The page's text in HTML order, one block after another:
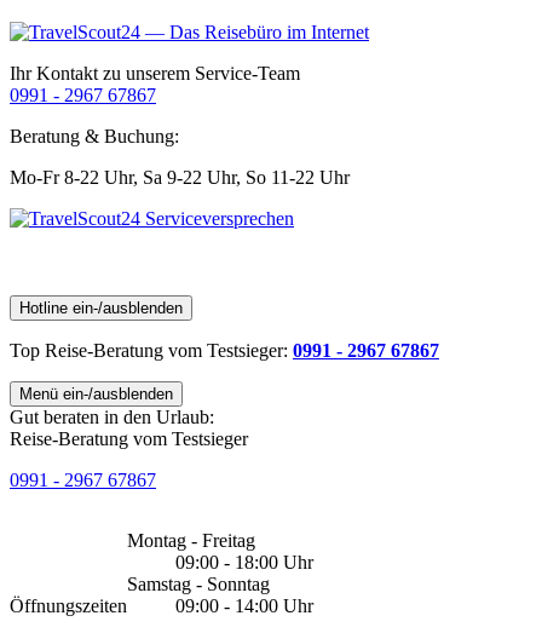
Ihr Kontakt zu unserem Service-Team
0991 - 2967 67867
Beratung & Buchung:
Mo-Fr 8-22 Uhr, Sa 9-22 Uhr, So 11-22 Uhr
Hotline ein-/ausblenden
Top Reise-Beratung vom Testsieger: 0991 - 2967 67867
Menü ein-/ausblenden
Gut beraten in den Urlaub:
Reise-Beratung vom Testsieger
0991 - 2967 67867
Öffnungszeiten
Montag - Freitag
09:00 - 18:00 Uhr
Samstag - Sonntag
09:00 - 14:00 Uhr